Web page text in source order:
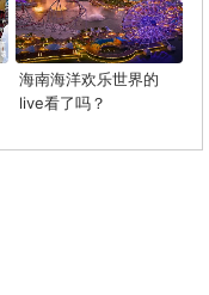
海南海洋欢乐世界的
live看了吗？